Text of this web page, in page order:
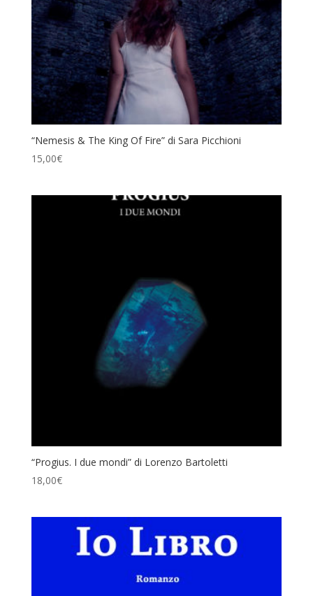
“Nemesis & The King Of Fire” di Sara Picchioni
15,00€
“Progius. I due mondi” di Lorenzo Bartoletti
18,00€